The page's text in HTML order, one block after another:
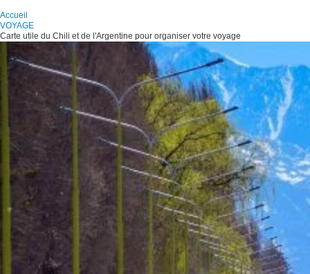
Accueil
VOYAGE
Carte utile du Chili et de l'Argentine pour organiser votre voyage